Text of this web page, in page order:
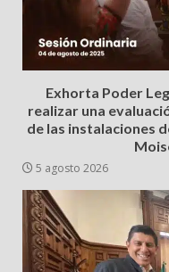
Exhorta Poder
realizar una
de las instalaciones
5 agosto 2026